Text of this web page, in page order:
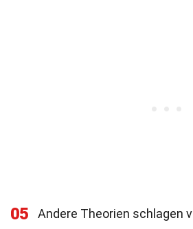
05
Andere Theorien schlagen